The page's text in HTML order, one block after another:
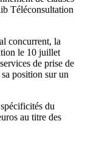
Téléconsultation
concurrent, la
le 10 juillet
de prise de
position sur un
du
au titre des